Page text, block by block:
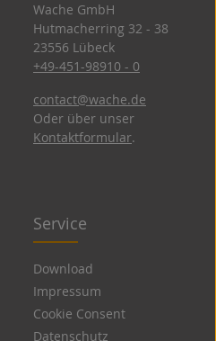
Wache GmbH
Hutmacherring 32 ­- 38
23556 Lübeck
+49-451-98910 - 0
contact@wache.de
Oder über unser
Kontaktformular.
Service
Download
Impressum
Cookie Consent
Datenschutz